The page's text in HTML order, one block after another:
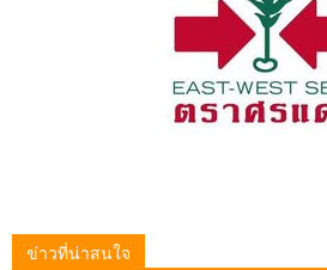
ข่าวที่น่าสนใจ